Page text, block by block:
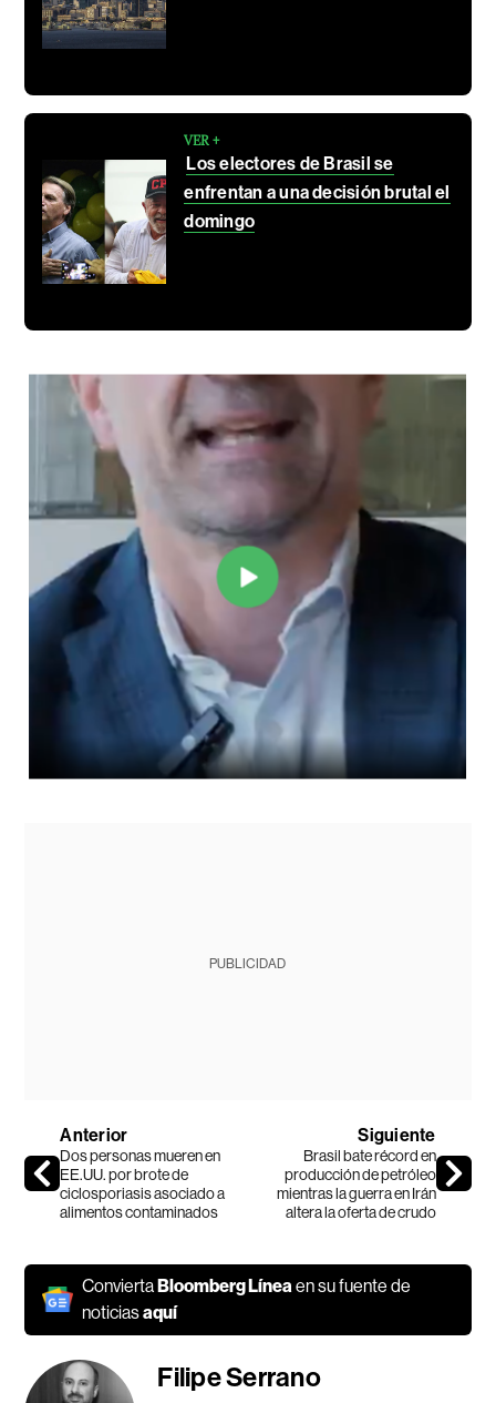
VER +
Los electores de Brasil se
enfrentan a una decisión brutal el
domingo
PUBLICIDAD
Anterior
Dos personas mueren en
EE.UU. por brote de
ciclosporiasis asociado a
alimentos contaminados
Siguiente
Brasil bate récord en
producción de petróleo
mientras la guerra en Irán
altera la oferta de crudo
ConviertaBloomberg Línea en su fuente de
noticiasaquí
Filipe Serrano